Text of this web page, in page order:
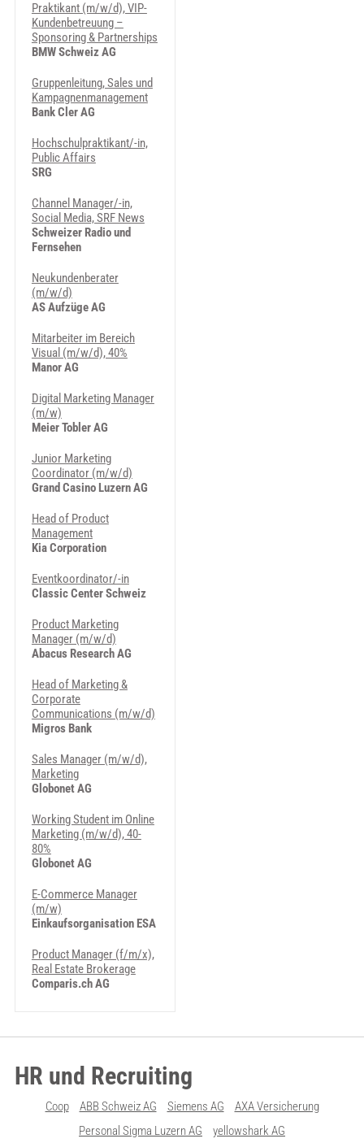
Praktikant (m/w/d), VIP-
Kundenbetreuung –
Sponsoring & Partnerships
BMW Schweiz AG
Gruppenleitung, Sales und
Kampagnenmanagement
Bank Cler AG
Hochschulpraktikant/-in,
Public Affairs
SRG
Channel Manager/-in,
Social Media, SRF News
Schweizer Radio und
Fernsehen
Neukundenberater
(m/w/d)
AS Aufzüge AG
Mitarbeiter im Bereich
Visual (m/w/d), 40%
Manor AG
Digital Marketing Manager
(m/w)
Meier Tobler AG
Junior Marketing
Coordinator (m/w/d)
Grand Casino Luzern AG
Head of Product
Management
Kia Corporation
Eventkoordinator/-in
Classic Center Schweiz
Product Marketing
Manager (m/w/d)
Abacus Research AG
Head of Marketing &
Corporate
Communications (m/w/d)
Migros Bank
Sales Manager (m/w/d),
Marketing
Globonet AG
Working Student im Online
Marketing (m/w/d), 40-
80%
Globonet AG
E-Commerce Manager
(m/w)
Einkaufsorganisation ESA
Product Manager (f/m/x),
Real Estate Brokerage
Comparis.ch AG
HR und Recruiting
Coop ABB Schweiz AG Siemens AG
AXA Versicherung
Personal Sigma Luzern AG
yellowshark AG